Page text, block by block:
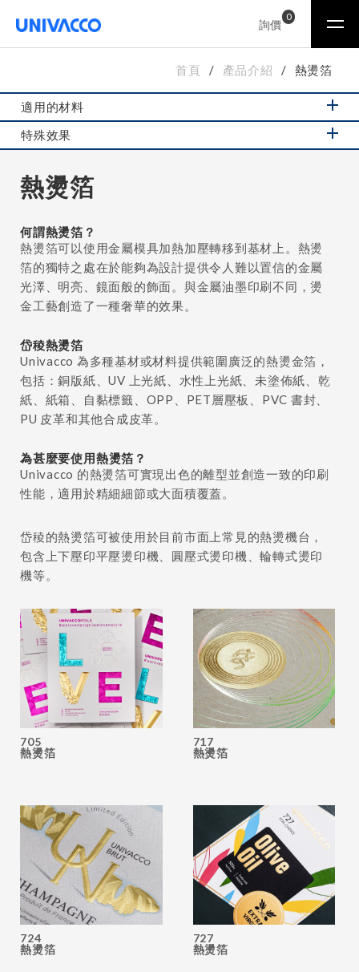
詢價
0
首頁 產品介紹 熱燙箔
適用的材料
特殊效果
熱燙箔
何謂熱燙箔？
熱燙箔可以使用金屬模具加熱加壓轉移到基材上。熱燙
箔的獨特之處在於能夠為設計提供令人難以置信的金屬
光澤、明亮、鏡面般的飾面。與金屬油墨印刷不同，燙
金工藝創造了一種奢華的效果。
岱稜熱燙箔
Univacco 為多種基材或材料提供範圍廣泛的熱燙金箔，
包括：銅版紙、UV 上光紙、水性上光紙、未塗佈紙、乾
紙、紙箱、自黏標籤、OPP、PET層壓板、PVC 書封、
PU 皮革和其他合成皮革。
為甚麼要使用熱燙箔？
Univacco 的熱燙箔可實現出色的離型並創造一致的印刷
性能，適用於精細細節或大面積覆蓋。
岱稜的熱燙箔可被使用於目前市面上常見的熱燙機台，
包含上下壓印平壓燙印機、圓壓式燙印機、輪轉式燙印
機等。
705
熱燙箔
717
熱燙箔
724
熱燙箔
727
熱燙箔